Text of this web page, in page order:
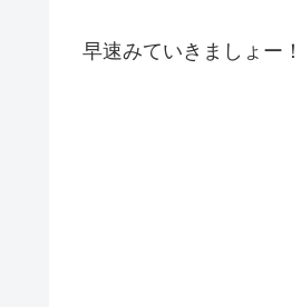
早速みていきましょー！